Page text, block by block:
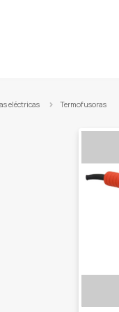
eléctricas Termofusoras